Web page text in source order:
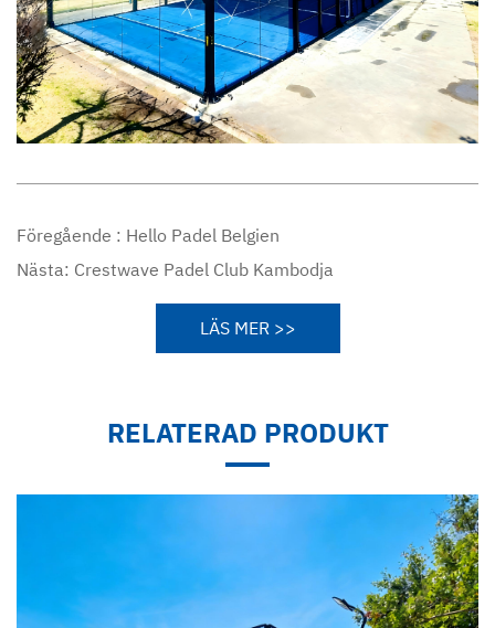
Föregående : Hello Padel Belgien
Nästa: Crestwave Padel Club Kambodja
LÄS MER >>
RELATERAD PRODUKT